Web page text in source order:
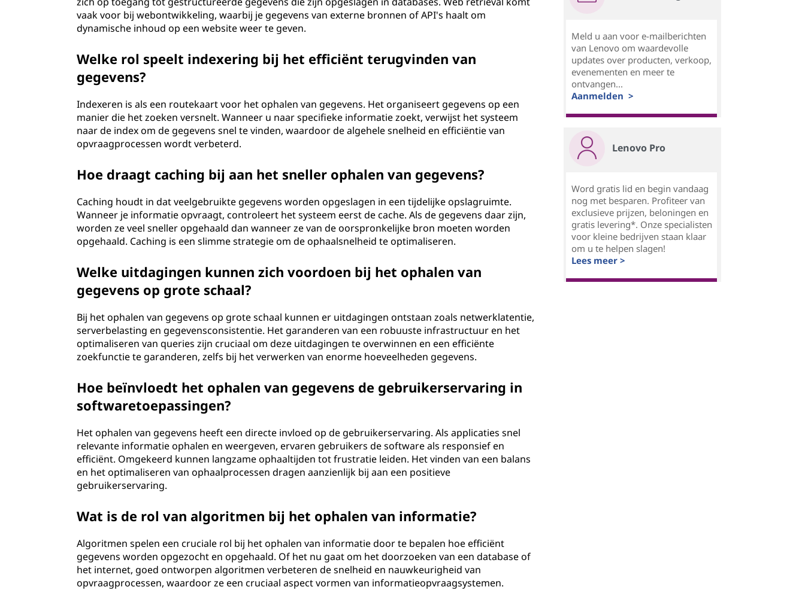
vaak voor bij webontwikkeling, waarbij je gegevens van externe bronnen of API's haalt om
dynamische inhoud op een website weer te geven.
Welke rol speelt indexering bij het efficiënt terugvinden van
gegevens?
Indexeren is als een routekaart voor het ophalen van gegevens. Het organiseert gegevens op een
manier die het zoeken versnelt. Wanneer u naar specifieke informatie zoekt, verwijst het systeem
naar de index om de gegevens snel te vinden, waardoor de algehele snelheid en efficiëntie van
opvraagprocessen wordt verbeterd.
Hoe draagt caching bij aan het sneller ophalen van gegevens?
Caching houdt in dat veelgebruikte gegevens worden opgeslagen in een tijdelijke opslagruimte.
Wanneer je informatie opvraagt, controleert het systeem eerst de cache. Als de gegevens daar zijn,
worden ze veel sneller opgehaald dan wanneer ze van de oorspronkelijke bron moeten worden
opgehaald. Caching is een slimme strategie om de ophaalsnelheid te optimaliseren.
Welke uitdagingen kunnen zich voordoen bij het ophalen van
gegevens op grote schaal?
Bij het ophalen van gegevens op grote schaal kunnen er uitdagingen ontstaan zoals netwerklatentie,
serverbelasting en gegevensconsistentie. Het garanderen van een robuuste infrastructuur en het
optimaliseren van queries zijn cruciaal om deze uitdagingen te overwinnen en een efficiënte
zoekfunctie te garanderen, zelfs bij het verwerken van enorme hoeveelheden gegevens.
Hoe beïnvloedt het ophalen van gegevens de gebruikerservaring in
softwaretoepassingen?
Het ophalen van gegevens heeft een directe invloed op de gebruikerservaring. Als applicaties snel
relevante informatie ophalen en weergeven, ervaren gebruikers de software als responsief en
efficiënt. Omgekeerd kunnen langzame ophaaltijden tot frustratie leiden. Het vinden van een balans
en het optimaliseren van ophaalprocessen dragen aanzienlijk bij aan een positieve
gebruikerservaring.
Wat is de rol van algoritmen bij het ophalen van informatie?
Algoritmen spelen een cruciale rol bij het ophalen van informatie door te bepalen hoe efficiënt
gegevens worden opgezocht en opgehaald. Of het nu gaat om het doorzoeken van een database of
het internet, goed ontworpen algoritmen verbeteren de snelheid en nauwkeurigheid van
opvraagprocessen, waardoor ze een cruciaal aspect vormen van informatieopvraagsystemen.
Meld u aan voor e-mailberichten
van Lenovo om waardevolle
updates over producten, verkoop,
evenementen en meer te
ontvangen...
Aanmelden >
Lenovo Pro
Word gratis lid en begin vandaag
nog met besparen. Profiteer van
exclusieve prijzen, beloningen en
gratis levering*. Onze specialisten
voor kleine bedrijven staan klaar
om u te helpen slagen!
Lees meer >